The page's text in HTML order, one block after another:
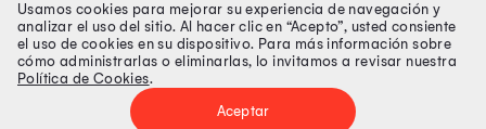
Tienda 100% Segura
Usamos cookies para mejorar su experiencia de navegación y
analizar el uso del sitio. Al hacer clic en “Acepto”, usted consiente
el uso de cookies en su dispositivo. Para más información sobre
cómo administrarlas o eliminarlas, lo invitamos a revisar nuestra
Política de Cookies.
Aceptar